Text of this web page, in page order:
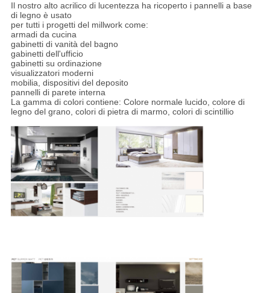
Il nostro alto acrilico di lucentezza ha ricoperto i pannelli a base
di legno è usato
per tutti i progetti del millwork come:
armadi da cucina
gabinetti di vanità del bagno
gabinetti dell'ufficio
gabinetti su ordinazione
visualizzatori moderni
mobilia, dispositivi del deposito
pannelli di parete interna
La gamma di colori contiene: Colore normale lucido, colore di
legno del grano, colori di pietra di marmo, colori di scintillio